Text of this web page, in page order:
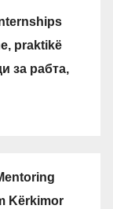
praktikë
за рабта,
Kërkimor